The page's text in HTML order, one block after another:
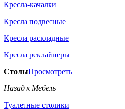
Кресла-качалки
Кресла подвесные
Кресла раскладные
Кресла реклайнеры
СтолыПросмотреть
Назад к Мебель
Туалетные столики